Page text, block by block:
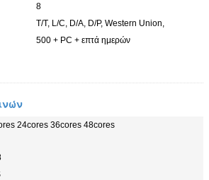
8
T/T, L/C, D/A, D/P, Western Union,
500 + PC + επτά ημερών
24cores 36cores 48cores